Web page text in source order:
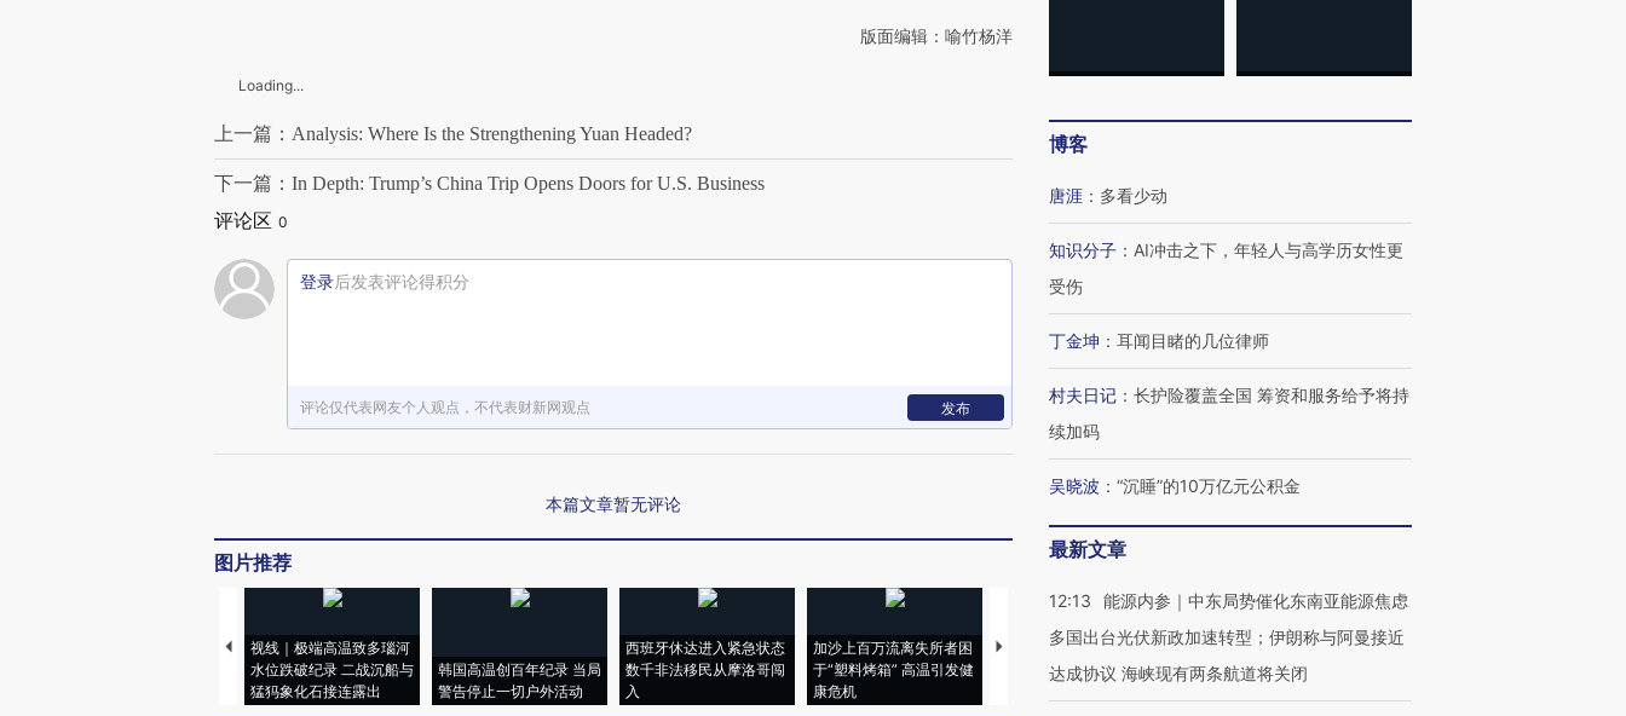
版面编辑：喻竹杨洋
Loading...
上一篇：Analysis: Where Is the Strengthening Yuan Headed?
下一篇：In Depth: Trump’s China Trip Opens Doors for U.S. Business
评论区 0
登录后发表评论得积分
评论仅代表网友个人观点，不代表财新网观点 发布
本篇文章暂无评论
图片推荐
视线｜极端高温致多瑙河
水位跌破纪录 二战沉船与
猛犸象化石接连露出
韩国高温创百年纪录 当局
警告停止一切户外活动
西班牙休达进入紧急状态
数千非法移民从摩洛哥闯
入
加沙上百万流离失所者困
于“塑料烤箱” 高温引发健
康危机
视线｜HYROX的吸金
术：是什么让中产们甘
马航飞行员跨国走私7万
粒摇头丸 尿检体内含3种
视线｜被称为“蟑螂”的印
博客
唐涯 ： 多看少动
知识分子 ： AI冲击之下，年轻人与高学历女性更
受伤
丁金坤 ： 耳闻目睹的几位律师
村夫日记 ： 长护险覆盖全国 筹资和服务给予将持
续加码
吴晓波 ： “沉睡”的10万亿元公积金
最新文章
12:13
能源内参｜中东局势催化东南亚能源焦虑
多国出台光伏新政加速转型；伊朗称与阿曼接近
达成协议 海峡现有两条航道将关闭